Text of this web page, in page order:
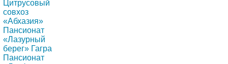
Цитрусовый
совхоз
«Абхазия»
Пансионат
«Лазурный
берег» Гагра
Пансионат